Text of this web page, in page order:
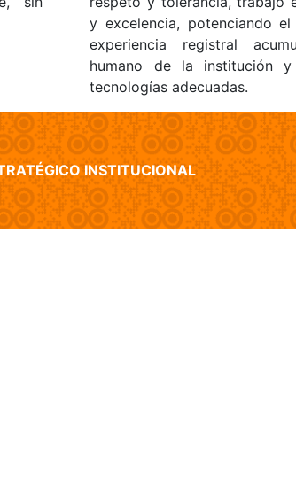
y excelencia, potenciando
experiencia registral
humano de la institución
tecnologías adecuadas.
INSTITUCIONAL